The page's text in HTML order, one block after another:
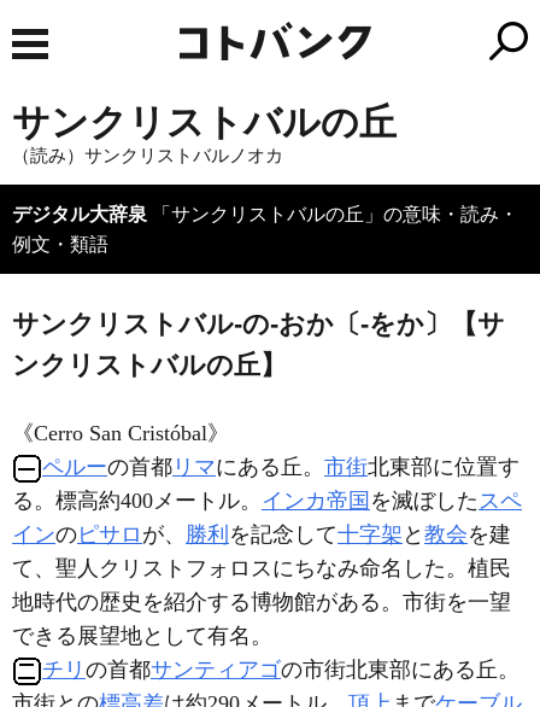
サンクリストバルの丘
（読み）サンクリストバルノオカ
デジタル大辞泉 「サンクリストバルの丘」の意味・読み・
例文・類語
サンクリストバル‐の‐おか〔‐をか〕【サ
ンクリストバルの丘】
《Cerro San Cristóbal》
ペルーの首都 リマにある丘。 市街北東部に位置す
る。標高約400メートル。 インカ帝国 を滅ぼしたスペ
インのピサロ が、 勝利 を記念して十字架 と 教会を建
て、聖人クリストフォロスにちなみ命名した。植民
地時代の歴史を紹介する博物館がある。市街を一望
できる展望地として有名。
チリ の首都サンティアゴの市街北東部にある丘。